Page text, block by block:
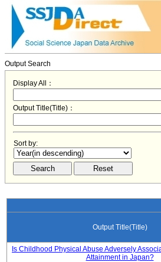
Output Search
Display All：
Output Title(Title)：
Sort by:
Output Title(Title)
Is Childhood Physical Abuse Adversely
Attainment in Japan?